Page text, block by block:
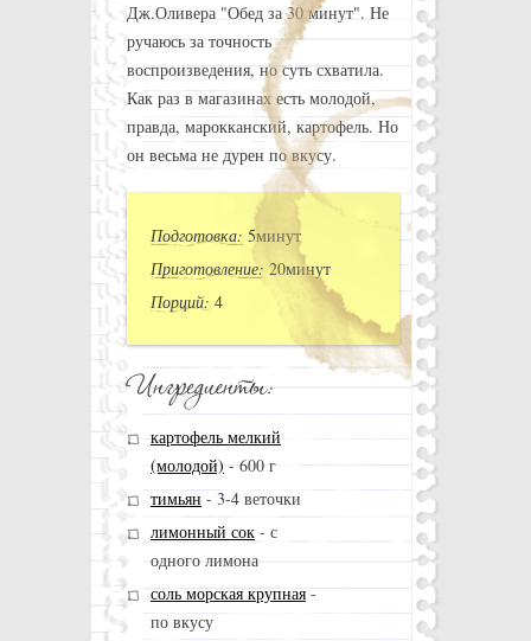
Дж.Оливера "Обед за 30 минут". Не
ручаюсь за точность
воспроизведения, но суть схватила.
Как раз в магазинах есть молодой,
правда, марокканский, картофель. Но
он весьма не дурен по вкусу.
Подготовка: 5минут
Приготовление: 20минут
Порций: 4
картофель мелкий
(молодой) - 600 г
тимьян-3-4 веточки
лимонный сок- с
одного лимона
соль морская крупная-
по вкусу